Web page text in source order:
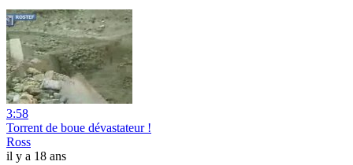
3:58
Torrent de boue dévastateur !
Ross
il y a 18 ans